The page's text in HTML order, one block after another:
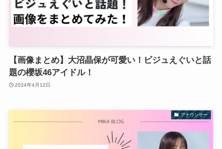
【画像まとめ】大沼晶保が可愛い！ビジュえぐいと話
題の櫻坂46アイドル！
2024年4月12日
アナウンサー